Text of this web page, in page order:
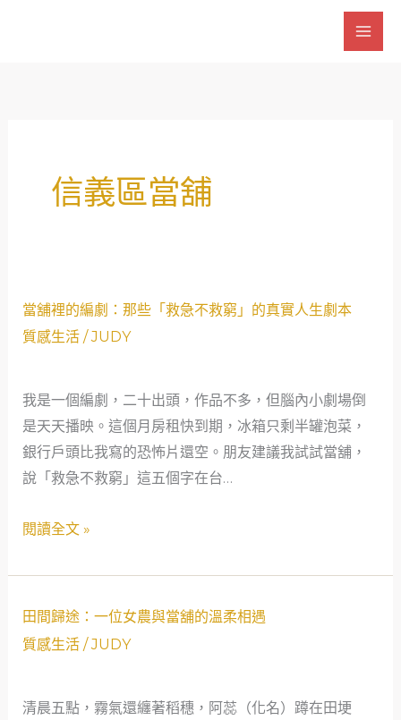
信義區當舖
當舖裡的編劇：那些「救急不救窮」的真實人生劇本
質感生活/JUDY
我是一個編劇，二十出頭，作品不多，但腦內小劇場倒
是天天播映。這個月房租快到期，冰箱只剩半罐泡菜，
銀行戶頭比我寫的恐怖片還空。朋友建議我試試當舖，
說「救急不救窮」這五個字在台…
當
舖
編
劇：
那
些
急
窮」
的
閱讀全文 »
田間歸途：一位女農與當舖的溫柔相遇
質感生活/JUDY
清晨五點，霧氣還纏著稻穗，阿蕊（化名）蹲在田埂
田
間
一